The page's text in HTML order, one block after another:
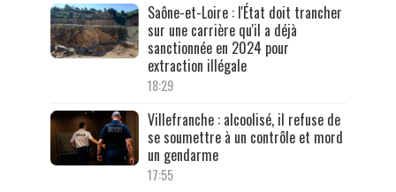
Saône-et-Loire : l'État doit trancher
sur une carrière qu'il a déjà
sanctionnée en 2024 pour
extraction illégale
18:29
Villefranche : alcoolisé, il refuse de
se soumettre à un contrôle et mord
un gendarme
17:55